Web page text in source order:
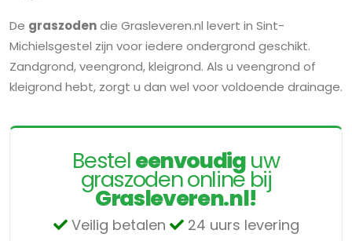
De graszodendie Grasleveren.nl levert in Sint-
Michielsgestel zijn voor iedere ondergrond geschikt.
Zandgrond, veengrond, kleigrond. Als u veengrond of
kleigrond hebt, zorgt u dan wel voor voldoende drainage.
Besteleenvoudiguw
graszoden online bij
Grasleveren.nl!
Veilig betalen 24 uurs levering